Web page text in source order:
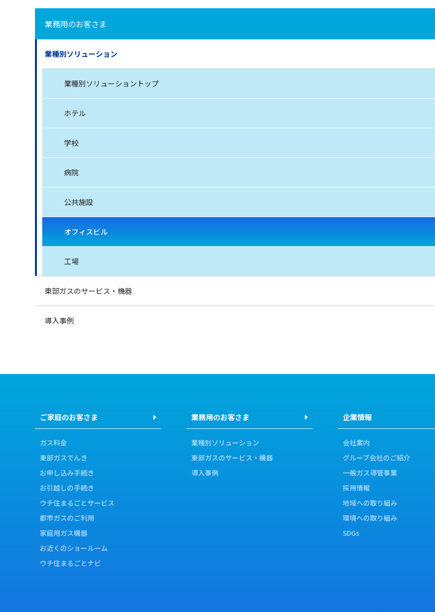
業務用のお客さま
業種別ソリューション
業種別ソリューショントップ
ホテル
学校
病院
公共施設
オフィスビル
工場
東部ガスのサービス・機器
導入事例
ご家庭のお客さま
ガス料金
東部ガスでんき
お申し込み手続き
お引越しの手続き
ウチ住まるごとサービス
都市ガスのご利用
家庭用ガス機器
お近くのショールーム
ウチ住まるごとナビ
業務用のお客さま
業種別ソリューション
東部ガスのサービス・機器
導入事例
企業情報
会社案内
グループ会社のご紹介
一般ガス導管事業
採用情報
地域への取り組み
環境への取り組み
SDGs